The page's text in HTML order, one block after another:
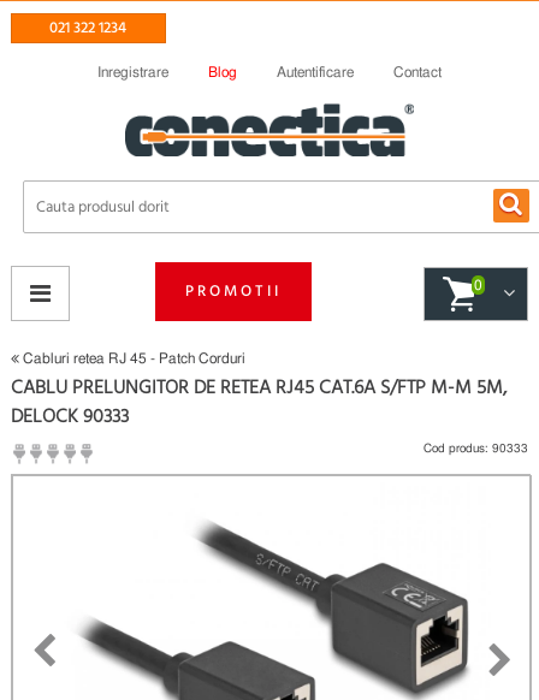
021 322 1234
Inregistrare Blog Autentificare Contact
PROMOTII 0
Cabluri retea RJ 45 - Patch Corduri
CABLU PRELUNGITOR DE RETEA RJ45 CAT.6A S/FTP M-M 5M,
DELOCK 90333
(
Cod produs: 90333